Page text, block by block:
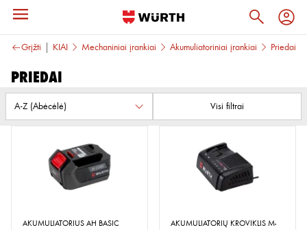
GrįžtiĮRANKIAI Mechaniniai įrankiai Akumuliatoriniai įrankiai Priedai
Priedai
Visi filtrai
AKUMULIATORIUS AH BASIC
AKUMULIATORIŲ KROVIKLIS M-